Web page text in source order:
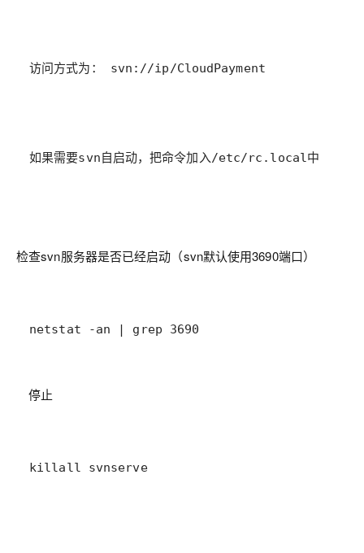
访问方式为： svn://ip/CloudPayment
如果需要svn自启动，把命令加入/etc/rc.local中
检查svn服务器是否已经启动（svn默认使用3690端口）
netstat -an | grep 3690
停止
killall svnserve